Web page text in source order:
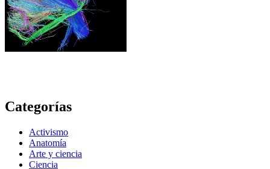
Categorías
Activismo
Anatomía
Arte y ciencia
Ciencia